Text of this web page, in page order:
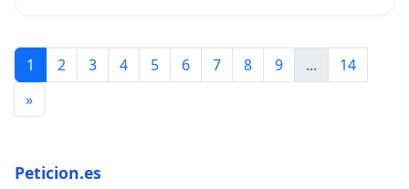
1 2 3 4 5 6 7 8 9 ...
14
»
Peticion.es